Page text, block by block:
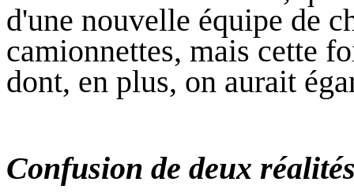
d'une nouvelle équipe de
camionnettes, mais cette
dont, en plus, on aurait
Confusion de deux